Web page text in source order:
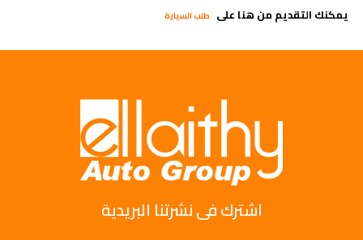
يمكنك التقديم من هنا على طلب السيارة
اشترك فى نشرتنا البريدية